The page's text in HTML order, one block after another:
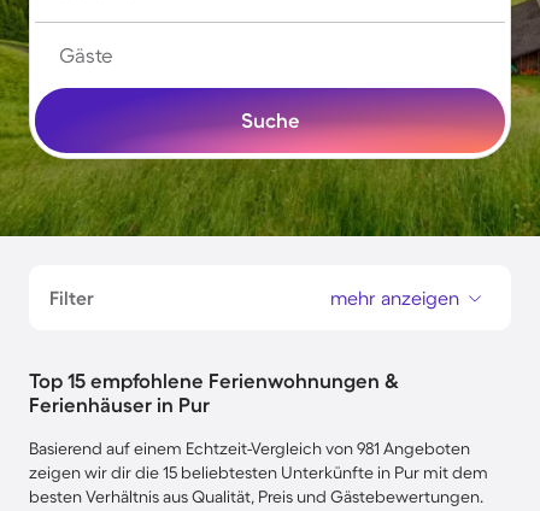
Gäste
Suche
Filter mehr anzeigen
Top 15 empfohlene Ferienwohnungen &
Ferienhäuser in Pur
Basierend auf einem Echtzeit-Vergleich von 981 Angeboten
zeigen wir dir die 15 beliebtesten Unterkünfte in Pur mit dem
besten Verhältnis aus Qualität, Preis und Gästebewertungen.